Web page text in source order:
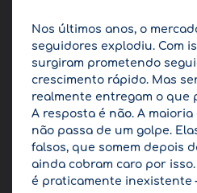
Nos últimos anos, o
seguidores explodiu. Com
surgiram prometendo
crescimento rápido. Mas
realmente entregam o que
A resposta é não. A
não passa de um golpe.
falsos, que somem depois
ainda cobram caro por
é praticamente inexistente